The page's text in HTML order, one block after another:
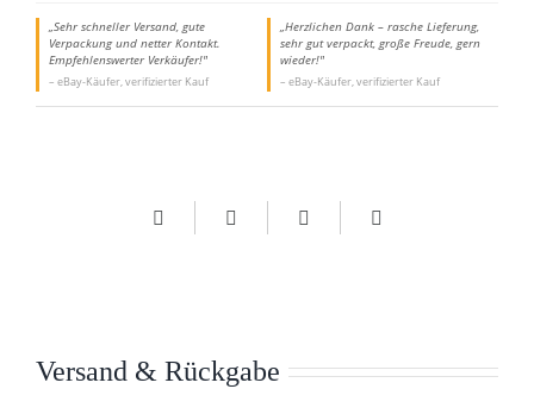
„Sehr schneller Versand, gute
Verpackung und netter Kontakt.
Empfehlenswerter Verkäufer!"
– eBay-Käufer, verifizierter Kauf
„Herzlichen Dank – rasche Lieferung,
sehr gut verpackt, große Freude, gern
wieder!"
– eBay-Käufer, verifizierter Kauf
Versand & Rückgabe